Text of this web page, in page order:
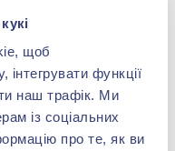
щоб
інтегрувати функції
наш трафік. Ми
із соціальних
про те, як ви